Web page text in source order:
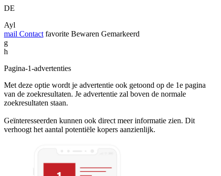
DE
Ayl
mail Contact favorite Bewaren Gemarkeerd
g
h
Pagina-1-advertenties
Met deze optie wordt je advertentie ook getoond op de 1e pagina
van de zoekresultaten. Je advertentie zal boven de normale
zoekresultaten staan.
Geïnteresseerden kunnen ook direct meer informatie zien. Dit
verhoogt het aantal potentiële kopers aanzienlijk.